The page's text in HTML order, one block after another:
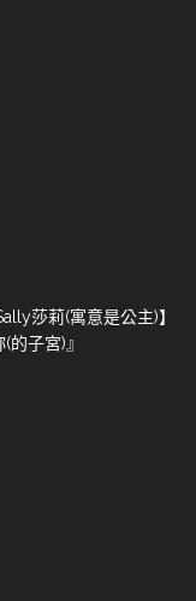
莎莉(寓意是公主)】
子宮)』